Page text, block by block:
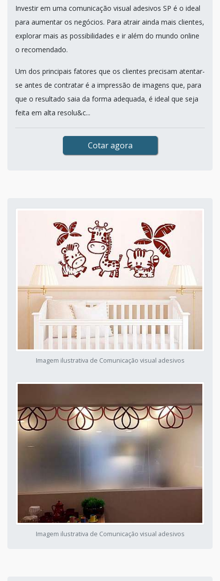
Investir em uma comunicação visual adesivos SP é o ideal
para aumentar os negócios. Para atrair ainda mais clientes,
explorar mais as possibilidades e ir além do mundo online
o recomendado.
Um dos principais fatores que os clientes precisam atentar-
se antes de contratar é a impressão de imagens que, para
que o resultado saia da forma adequada, é ideal que seja
feita em alta resolu&c...
Cotar agora
Imagem ilustrativa de Comunicação visual adesivos
Imagem ilustrativa de Comunicação visual adesivos